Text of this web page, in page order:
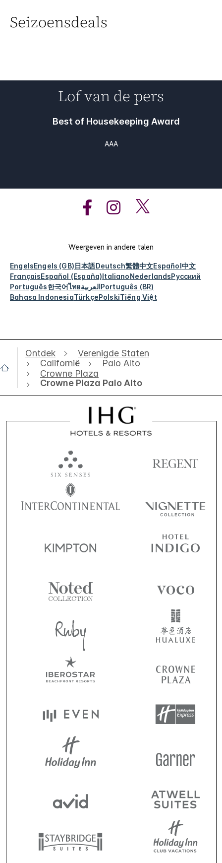
Seizoensdeals
Lof van de pers
Best of Housekeeping Award
AAA
Weergeven in andere talen
EngelsEngels (GB)日本語Deutsch繁體中文Español中文
FrançaisEspañol (España)ItalianoNederlandsРусский
Português한국어ไทยالعربيةPortuguês (BR)
Bahasa IndonesiaTürkçePolskiTiếng Việt
Ontdek
Verenigde Staten
Californië
Palo Alto
Crowne Plaza
Crowne Plaza Palo Alto